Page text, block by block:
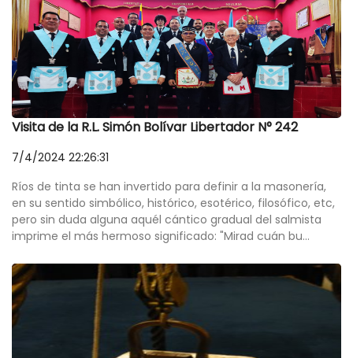
Visita de la R.L. Simón Bolívar Libertador N° 242
7/4/2024 22:26:31
Ríos de tinta se han invertido para definir a la masonería,
en su sentido simbólico, histórico, esotérico, filosófico, etc,
pero sin duda alguna aquél cántico gradual del salmista
imprime el más hermoso significado: "Mirad cuán bu...